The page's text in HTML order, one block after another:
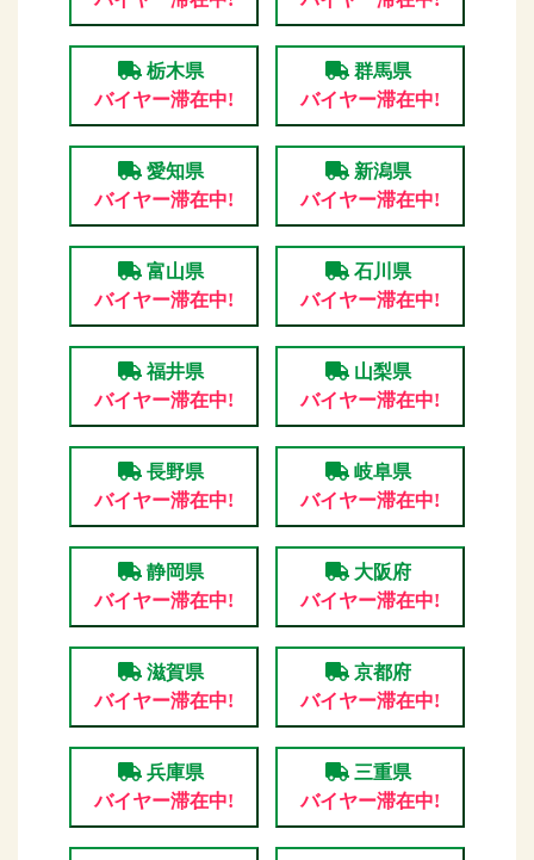
栃木県
バイヤー滞在中!
群馬県
バイヤー滞在中!
愛知県
バイヤー滞在中!
新潟県
バイヤー滞在中!
富山県
バイヤー滞在中!
石川県
バイヤー滞在中!
福井県
バイヤー滞在中!
山梨県
バイヤー滞在中!
長野県
バイヤー滞在中!
岐阜県
バイヤー滞在中!
静岡県
バイヤー滞在中!
大阪府
バイヤー滞在中!
滋賀県
バイヤー滞在中!
京都府
バイヤー滞在中!
兵庫県
バイヤー滞在中!
三重県
バイヤー滞在中!